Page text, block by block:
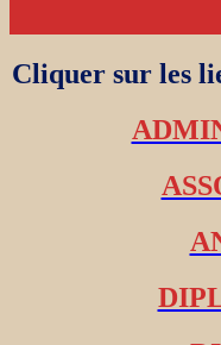
Cliquer sur les